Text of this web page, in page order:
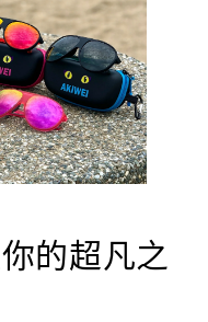
的超凡之